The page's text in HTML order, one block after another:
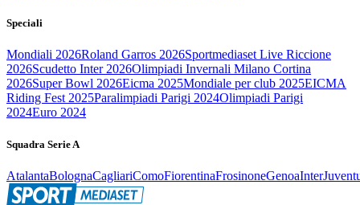
Speciali
Mondiali 2026Roland Garros 2026Sportmediaset Live Riccione
2026Scudetto Inter 2026Olimpiadi Invernali Milano Cortina
2026Super Bowl 2026Eicma 2025Mondiale per club 2025EICMA
Riding Fest 2025Paralimpiadi Parigi 2024Olimpiadi Parigi
2024Euro 2024
Squadra Serie A
AtalantaBolognaCagliariComoFiorentinaFrosinoneGenoaInter